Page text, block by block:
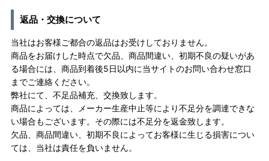
返品・交換について
当社はお客様ご都合の返品はお受けしておりません。
商品をお届けした時点で欠品、商品間違い、初期不良の疑いがあ
る場合には、商品到着後5日以内に当サイトのお問い合わせ窓口
までご連絡ください。
弊社にて、不足品補充、交換致します。
商品によっては、メーカー生産中止等により不足分を調達できな
い場合もございます。その際には不足分を返金致します。
欠品、商品間違い、初期不良によってお客様に生じる損害につい
ては、当社は責任を負いません。